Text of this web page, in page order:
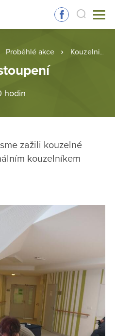
Proběhlé akce Kouzelnické vystoupení
hodin
zažili kouzelné
kouzelníkem